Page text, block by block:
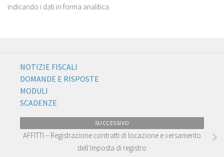
indicando i dati in forma analitica.
NOTIZIE FISCALI
DOMANDE E RISPOSTE
MODULI
SCADENZE
SUCCESSIVO
AFFITTI – Registrazione contratti di locazione e versamento
dell’imposta di registro